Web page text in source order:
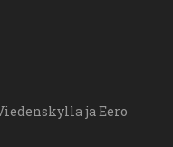
ja Eero